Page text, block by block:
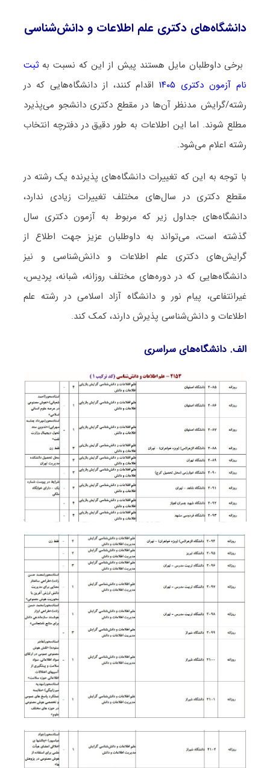
دانشگاه‌های دکتری ﻋﻠﻢ اﻃﻼﻋﺎت و داﻧﺶﺷﻨﺎسی
برخی داوطلبان مایل هستند پیش از این که نسبت به ثبت
نام آزمون دکتری ۱۴۰۵
اقدام کنند، از دانشگاه‌هایی که در
رشته/گرایش مدنظر آن‌ها در مقطع دکتری دانشجو می‌پذیرد
مطلع شوند. اما این اطلاعات به طور دقیق در دفترچه انتخاب
رشته اعلام می‌شود.
با توجه به این که تغییرات دانشگاه‌های پذیرنده یک رشته در
مقطع دکتری در سال‌های مختلف تغییرات زیادی ندارد،
دانشگاه‌های جداول زیر که مربوط به آزمون دکتری سال
گذشته است، می‌تواند به داوطلبان عزیز جهت اطلاع از
گرایش‌های دکتری ﻋﻠﻢ اﻃﻼﻋﺎت و داﻧﺶﺷﻨﺎسی و نیز
دانشگاه‌هایی که در دوره‌های مختلف روزانه، شبانه، پردیس،
غیرانتفاعی، پیام نور و دانشگاه آزاد اﺳﻼمی در رشته ﻋﻠﻢ
اﻃﻼﻋﺎت و داﻧﺶﺷﻨﺎسی پذیرش دارند، کمک کند.
الف. دانشگاه‌های سراسری